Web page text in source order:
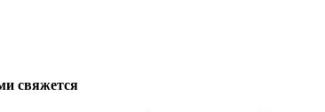
свяжется